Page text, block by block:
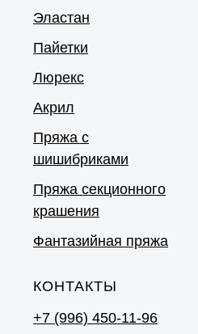
Эластан
Пайетки
Люрекс
Акрил
Пряжа с
шишибриками
Пряжа секционного
крашения
Фантазийная пряжа
КОНТАКТЫ
+7 (996) 450-11-96